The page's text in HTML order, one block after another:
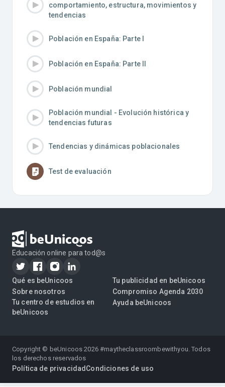
comportamiento, estructura, movimientos y
tendencias
Población en España: Parte I
Población en España: Parte II
Población mundial
Población mundial - Evolución histórica y
tendencias futuras
Tendencias y dinámicas poblacionales
Test de evaluación
Educación online para tod@s
Qué es beUnicoos
Sobre nosotros
Tu centro de estudios en
beUnicoos
Tu publicidad en beUnicoos
Compromiso Agenda 2030
Ayuda beUnicoos
Copyright © beUnicoos2026#maytheclassroombewithyou. Todos
los derechos reservados
Política de privacidad Condiciones de uso